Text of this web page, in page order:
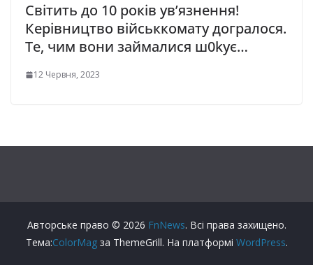
Світить до 10 років ув’язнення!
Керівництво військкомату догралося.
Те, чим вони займалися ш0kує…
12 Червня, 2023
Авторське право © 2026 FnNews. Всі права захищено.
Тема:ColorMagза ThemeGrill. На платформі WordPress.